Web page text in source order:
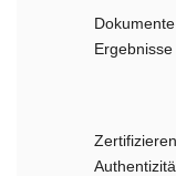
Ergebnisse